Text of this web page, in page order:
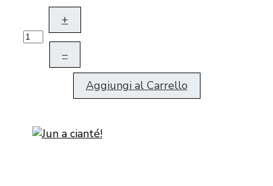
+
–
Aggiungi al Carrello